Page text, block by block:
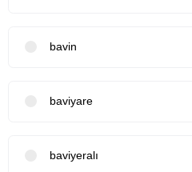
bavin
baviyare
baviyeralı